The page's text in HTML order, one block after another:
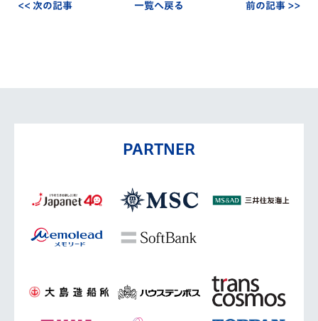
<< 次の記事 一覧へ戻る 前の記事 >>
PARTNER